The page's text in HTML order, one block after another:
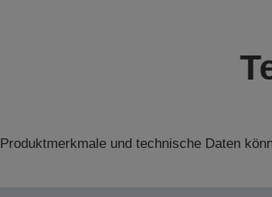
Produktmerkmale und technische Daten